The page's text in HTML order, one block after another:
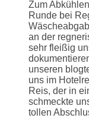
Zum
Runde bei
an der
sehr fleißig
unseren
uns im
Reis, der in
schmeckte
tollen